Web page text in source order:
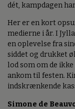
dét, kampdagen
Her er en kort
medierne i år. I
en oplevelse fra
siddet og drukket
lod som om de
ankom til festen.
indskrænkende
Simone de